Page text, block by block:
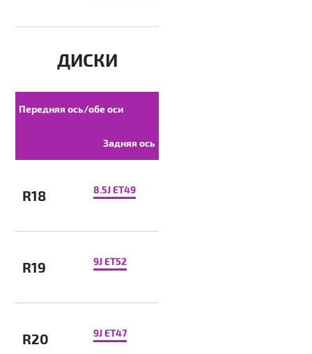
ДИСКИ
Передняя ось/обе оси
Задняя ось
R18 8.5J ET49
R19 9J ET52
R20 9J ET47